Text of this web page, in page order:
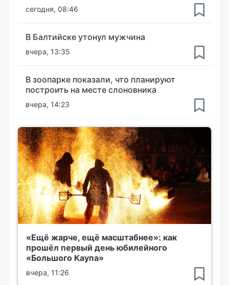
сегодня, 08:46
В Балтийске утонул мужчина
вчера, 13:35
В зоопарке показали, что планируют
построить на месте слоновника
вчера, 14:23
«Ещё жарче, ещё масштабнее»: как
прошёл первый день юбилейного
«Большого Каупа»
вчера, 11:26